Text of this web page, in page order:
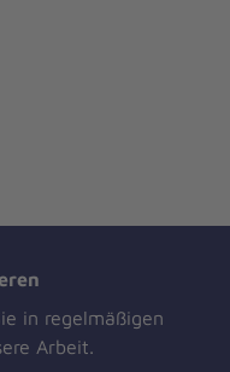
in regelmäßigen
Arbeit.